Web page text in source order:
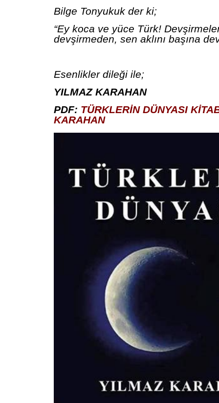
Bilge Tonyukuk der ki;
“Ey koca ve yüce Türk!
devşirmeden, sen aklını başına
Esenlikler dileği ile;
YILMAZ KARAHAN
PDF: TÜRKLERİN DÜNYASI
KARAHAN